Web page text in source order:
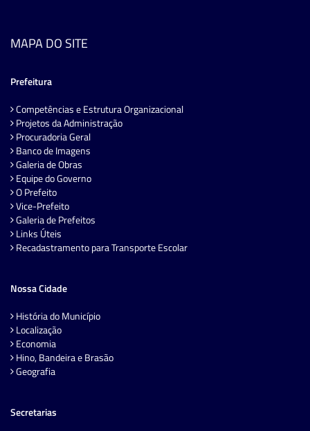
MAPA DO SITE
Prefeitura
Competências e Estrutura Organizacional
Projetos da Administração
Procuradoria Geral
Banco de Imagens
Galeria de Obras
Equipe do Governo
O Prefeito
Vice-Prefeito
Galeria de Prefeitos
Links Úteis
Recadastramento para Transporte Escolar
Nossa Cidade
História do Município
Localização
Economia
Hino, Bandeira e Brasão
Geografia
Secretarias